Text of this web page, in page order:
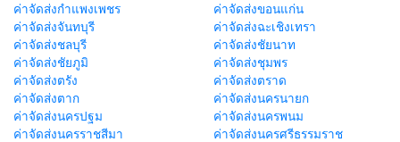
ค่าจัดส่งกำแพงเพชร
ค่าจัดส่งขอนแก่น
ค่าจัดส่งจันทบุรี
ค่าจัดส่งฉะเชิงเทรา
ค่าจัดส่งชลบุรี
ค่าจัดส่งชัยนาท
ค่าจัดส่งชัยภูมิ
ค่าจัดส่งชุมพร
ค่าจัดส่งตรัง
ค่าจัดส่งตราด
ค่าจัดส่งตาก
ค่าจัดส่งนครนายก
ค่าจัดส่งนครปฐม
ค่าจัดส่งนครพนม
ค่าจัดส่งนครราชสีมา
ค่าจัดส่งนครศรีธรรมราช